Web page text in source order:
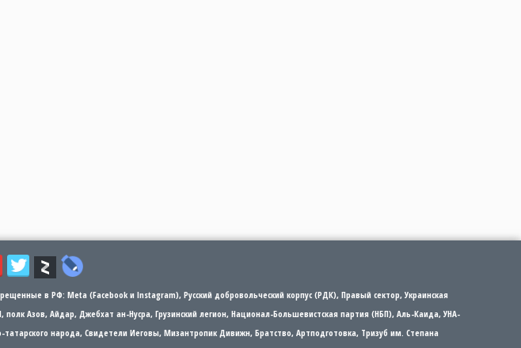
в РФ: Meta (Facebook и Instagram), Русский добровольческий корпус (РДК), Правый сектор, Украинская
полк Азов, Айдар, Джебхат ан-Нусра, Грузинский легион, Национал-Большевистская партия (НБП), Аль-Каида, УНА-
народа, Свидетели Иеговы, Мизантропик Дивижн, Братство, Артподготовка, Тризуб им. Степана